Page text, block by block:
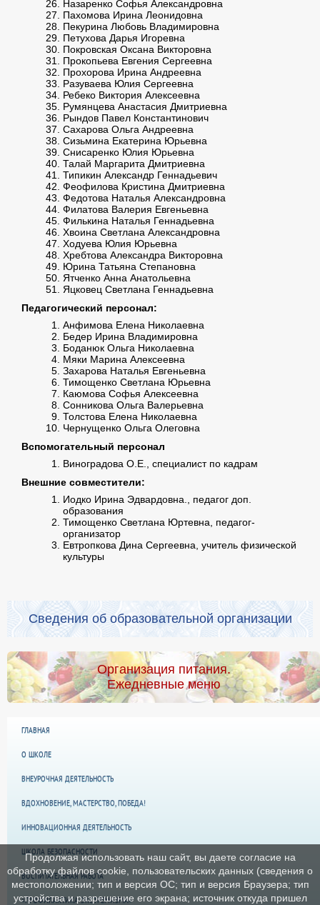
Назаренко Софья Александровна
Пахомова Ирина Леонидовна
Пекурина Любовь Владимировна
Петухова Дарья Игоревна
Покровская Оксана Викторовна
Прокопьева Евгения Сергеевна
Прохорова Ирина Андреевна
Разуваева Юлия Сергеевна
Ребеко Виктория Алексеевна
Румянцева Анастасия Дмитриевна
Рындов Павел Константинович
Сахарова Ольга Андреевна
Сизьмина Екатерина Юрьевна
Снисаренко Юлия Юрьевна
Талай Маргарита Дмитриевна
Типикин Александр Геннадьевич
Феофилова Кристина Дмитриевна
Федотова Наталья Александровна
Филатова Валерия Евгеньевна
Филькина Наталья Геннадьевна
Хвоина Светлана Александровна
Ходуева Юлия Юрьевна
Хребтова Александра Викторовна
Юрина Татьяна Степановна
Ятченко Анна Анатольевна
Яцковец Светлана Геннадьевна
Педагогический персонал:
Анфимова Елена Николаевна
Бедер Ирина Владимировна
Боданюк Ольга Николаевна
Мяки Марина Алексеевна
Захарова Наталья Евгеньевна
Тимощенко Светлана Юрьевна
Каюмова Софья Алексеевна
Сонникова Ольга Валерьевна
Толстова Елена Николаевна
Чернущенко Ольга Олеговна
Вспомогательный персонал
Виноградова О.Е., специалист по кадрам
Внешние совместители:
Иодко Ирина Эдвардовна., педагог доп.
образования
Тимощенко Светлана Юртевна, педагог-
организатор
Евтропкова Дина Сергеевна, учитель физической
культуры
Сведения об образовательной организации
Организация питания.
Ежедневные меню
ГЛАВНАЯ
О ШКОЛЕ
ВНЕУРОЧНАЯ ДЕЯТЕЛЬНОСТЬ
ВДОХНОВЕНИЕ, МАСТЕРСТВО, ПОБЕДА!
ИННОВАЦИОННАЯ ДЕЯТЕЛЬНОСТЬ
ШКОЛА БЕЗОПАСНОСТИ
ВОСПИТАТЕЛЬНАЯ РАБОТА
«ПРОФИЛАКТИКА ЭКСТРЕМИЗМА»
Продолжая использовать наш сайт, вы даете согласие на
обработку файлов cookie, пользовательских данных (сведения о
местоположении; тип и версия ОС; тип и версия Браузера; тип
устройства и разрешение его экрана; источник откуда пришел